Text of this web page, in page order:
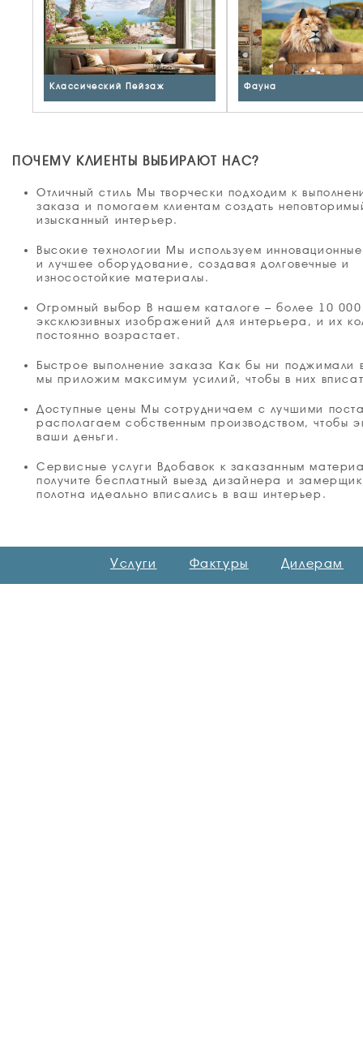
Классический Пейзаж Фауна
ПОЧЕМУ КЛИЕНТЫ ВЫБИРАЮТ НАС?
Отличный стиль Мы творчески подходим к
заказа и помогаем клиентам создать
изысканный интерьер.
Высокие технологии Мы используем
и лучшее оборудование, создавая долговечные и
износостойкие материалы.
Огромный выбор В нашем каталоге – более 10 000
эксклюзивных изображений для интерьера, и их
постоянно возрастает.
Быстрое выполнение заказа Как бы ни поджимали
мы приложим максимум усилий, чтобы в них
Доступные цены Мы сотрудничаем с лучшими
располагаем собственным производством, чтобы
ваши деньги.
Сервисные услуги Вдобавок к заказанным
получите бесплатный выезд дизайнера и
полотна идеально вписались в ваш интерьер.
Услуги Фактуры Дилерам